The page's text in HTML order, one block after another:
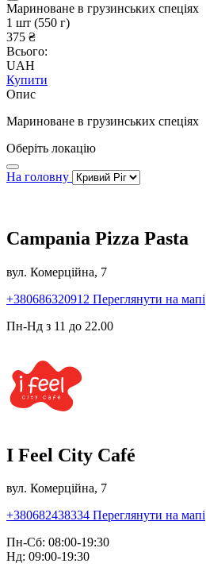
Мариноване в грузинських спеціях
1 шт (550 г)
375 ₴
Всього:
UAH
Купити
Опис
Мариноване в грузинських спеціях
Оберіть локацію
На головну
Campania Pizza Pasta
вул. Комерційна, 7
+380686320912 Переглянути на мапі
Пн-Нд з 11 до 22.00
I Feel City Café
вул. Комерційна, 7
+380682438334 Переглянути на мапі
Пн-Сб: 08:00-19:30
Нд: 09:00-19:30